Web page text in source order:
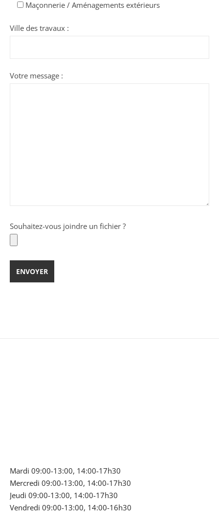
Maçonnerie / Aménagements extérieurs
Ville des travaux :
Votre message :
Souhaitez-vous joindre un fichier ?
Mardi 09:00-13:00, 14:00-17h30
Mercredi 09:00-13:00, 14:00-17h30
Jeudi 09:00-13:00, 14:00-17h30
Vendredi 09:00-13:00, 14:00-16h30